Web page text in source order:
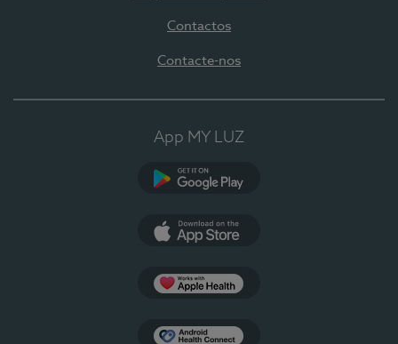
Contactos
Contacte-nos
App MY LUZ